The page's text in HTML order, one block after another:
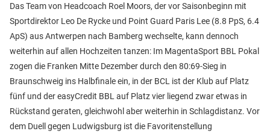
Das Team von Headcoach Roel Moors, der vor Saisonbeginn mit
Sportdirektor Leo De Rycke und Point Guard Paris Lee (8.8 PpS, 6.4
ApS) aus Antwerpen nach Bamberg wechselte, kann dennoch
weiterhin auf allen Hochzeiten tanzen: Im MagentaSport BBL Pokal
zogen die Franken Mitte Dezember durch den 80:69-Sieg in
Braunschweig ins Halbfinale ein, in der BCL ist der Klub auf Platz
fünf und der easyCredit BBL auf Platz vier liegend zwar etwas in
Rückstand geraten, gleichwohl aber weiterhin in Schlagdistanz. Vor
dem Duell gegen Ludwigsburg ist die Favoritenstellung